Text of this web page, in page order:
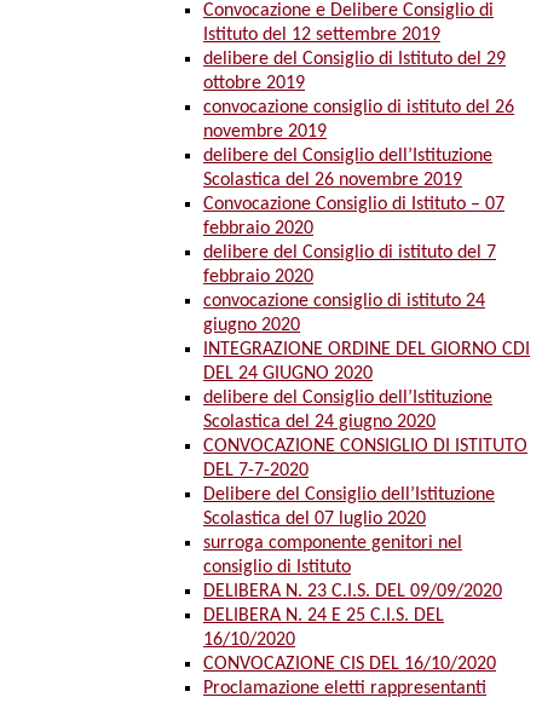
Convocazione e Delibere Consiglio di
Istituto del 12 settembre 2019
delibere del Consiglio di Istituto del 29
ottobre 2019
convocazione consiglio di istituto del 26
novembre 2019
delibere del Consiglio dell’Istituzione
Scolastica del 26 novembre 2019
Convocazione Consiglio di Istituto – 07
febbraio 2020
delibere del Consiglio di istituto del 7
febbraio 2020
convocazione consiglio di istituto 24
giugno 2020
INTEGRAZIONE ORDINE DEL GIORNO CDI
DEL 24 GIUGNO 2020
delibere del Consiglio dell’Istituzione
Scolastica del 24 giugno 2020
CONVOCAZIONE CONSIGLIO DI ISTITUTO
DEL 7-7-2020
Delibere del Consiglio dell’Istituzione
Scolastica del 07 luglio 2020
surroga componente genitori nel
consiglio di Istituto
DELIBERA N. 23 C.I.S. DEL 09/09/2020
DELIBERA N. 24 E 25 C.I.S. DEL
16/10/2020
CONVOCAZIONE CIS DEL 16/10/2020
Proclamazione eletti rappresentanti